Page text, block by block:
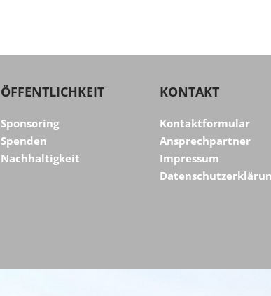
ÖFFENTLICHKEIT
Sponsoring
Spenden
Nachhaltigkeit
KONTAKT
Kontaktformular
Ansprechpartner
Impressum